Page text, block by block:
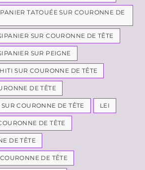
TATOUÉE SUR COURONNE DE
SUR COURONNE DE TÊTE
SUR PEIGNE
SUR COURONNE DE TÊTE
DE TÊTE
COURONNE DE TÊTE LEI
DE TÊTE
DE TÊTE
DE TÊTE